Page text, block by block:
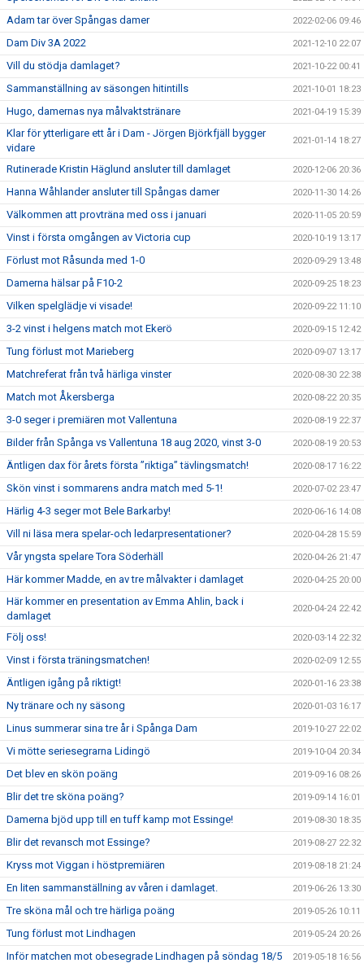
Adam tar över Spångas damer 2022-02-06 09:46
Dam Div 3A 2022 2021-12-10 22:07
Vill du stödja damlaget? 2021-10-22 00:41
Sammanställning av säsongen hitintills 2021-10-01 18:23
Hugo, damernas nya målvaktstränare 2021-04-19 15:39
Klar för ytterligare ett år i Dam - Jörgen Björkfjäll bygger
vidare
2021-01-14 18:27
Rutinerade Kristin Häglund ansluter till damlaget 2020-12-06 20:36
Hanna Wåhlander ansluter till Spångas damer 2020-11-30 14:26
Välkommen att provträna med oss i januari 2020-11-05 20:59
Vinst i första omgången av Victoria cup 2020-10-19 13:17
Förlust mot Råsunda med 1-0 2020-09-29 13:48
Damerna hälsar på F10-2 2020-09-25 18:23
Vilken spelglädje vi visade! 2020-09-22 11:10
3-2 vinst i helgens match mot Ekerö 2020-09-15 12:42
Tung förlust mot Marieberg 2020-09-07 13:17
Matchreferat från två härliga vinster 2020-08-30 22:38
Match mot Åkersberga 2020-08-22 20:35
3-0 seger i premiären mot Vallentuna 2020-08-19 22:37
Bilder från Spånga vs Vallentuna 18 aug 2020, vinst 3-0 2020-08-19 20:53
Äntligen dax för årets första ”riktiga” tävlingsmatch! 2020-08-17 16:22
Skön vinst i sommarens andra match med 5-1! 2020-07-02 23:47
Härlig 4-3 seger mot Bele Barkarby! 2020-06-16 14:08
Vill ni läsa mera spelar-och ledarpresentationer? 2020-04-28 15:59
Vår yngsta spelare Tora Söderhäll 2020-04-26 21:47
Här kommer Madde, en av tre målvakter i damlaget 2020-04-25 20:00
Här kommer en presentation av Emma Ahlin, back i
damlaget
2020-04-24 22:42
Följ oss! 2020-03-14 22:32
Vinst i första träningsmatchen! 2020-02-09 12:55
Äntligen igång på riktigt! 2020-01-16 23:38
Ny tränare och ny säsong 2020-01-03 16:17
Linus summerar sina tre år i Spånga Dam 2019-10-27 22:02
Vi mötte seriesegrarna Lidingö 2019-10-04 20:34
Det blev en skön poäng 2019-09-16 08:26
Blir det tre sköna poäng? 2019-09-14 16:01
Damerna bjöd upp till en tuff kamp mot Essinge! 2019-08-30 18:35
Blir det revansch mot Essinge? 2019-08-27 22:32
Kryss mot Viggan i höstpremiären 2019-08-18 21:24
En liten sammanställning av våren i damlaget. 2019-06-26 13:30
Tre sköna mål och tre härliga poäng 2019-05-26 10:11
Tung förlust mot Lindhagen 2019-05-24 20:26
Inför matchen mot obesegrade Lindhagen på söndag 18/5 2019-05-18 16:56